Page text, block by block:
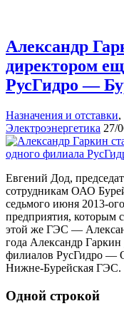
Александр
директором
РусГидро —
Назначения и отставки,
Электроэнергетика 27/
Евгений Дод,
сотрудникам ОАО
седьмого июня 2013-
предприятия, которым
этой же ГЭС —
года Александр Гаркин
филиалов РусГидро
Нижне-Бурейская
Одной строкой